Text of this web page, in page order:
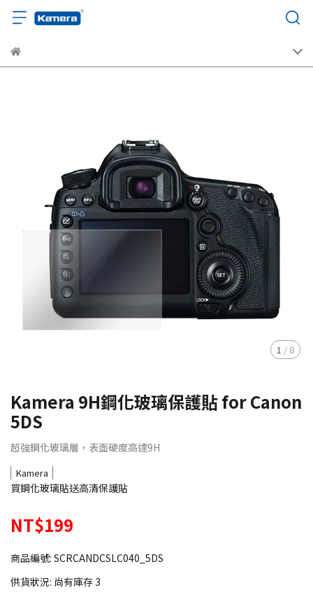
1 / 8
Kamera 9H鋼化玻璃保護貼 for Canon
5DS
超強鋼化玻璃層，表面硬度高達9H
Kamera
買鋼化玻璃貼送高清保護貼
NT$199
商品編號: SCRCANDCSLC040_5DS
供貨狀況: 尚有庫存 3